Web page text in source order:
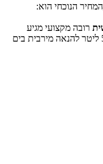
המחיר הנוכחי הוא:
רובה מקצועי מגיע
לטווח של 20 מטר במישור מיכל ענק של עד 5 ליטר להנאה מירבית בים